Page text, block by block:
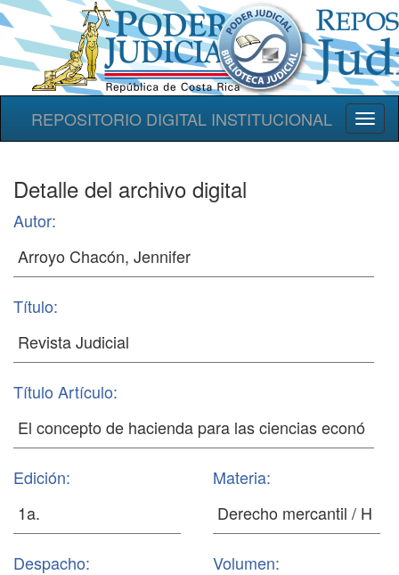
REPOSITORIO DIGITAL INSTITUCIONAL
Detalle del archivo digital
Autor:
Título:
Título Artículo:
Edición: Materia:
Despacho: Volumen: